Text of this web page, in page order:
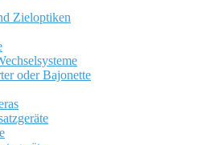
Zieloptiken
oder Bajonette